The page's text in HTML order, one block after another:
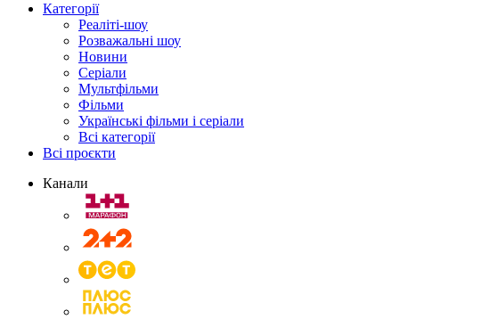
Категорії
Реаліті-шоу
Розважальні шоу
Новини
Серіали
Мультфільми
Фільми
Українські фільми і серіали
Всі категорії
Всі проєкти
Канали